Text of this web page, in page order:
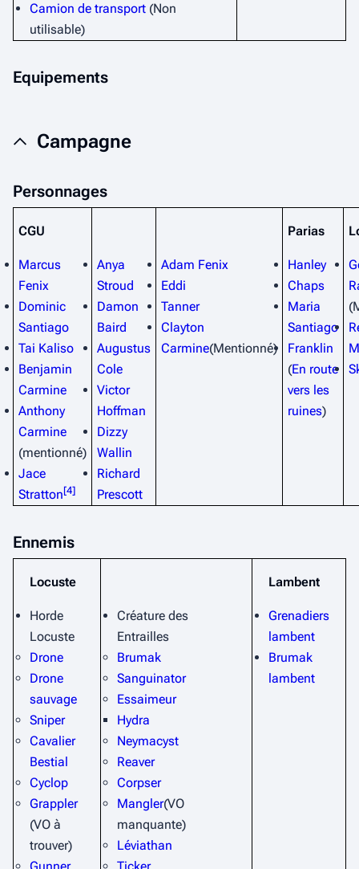
Camion de transport (Non
utilisable)
Equipements
Campagne
Personnages
CGU
Marcus
Fenix
Dominic
Santiago
Tai Kaliso
Benjamin
Carmine
Anthony
Carmine
(mentionné)
Jace
Stratton[4]
Anya
Stroud
Damon
Baird
Augustus
Cole
Victor
Hoffman
Dizzy
Wallin
Richard
Prescott
Adam Fenix
Eddi
Tanner
Clayton
Carmine(Mentionné)
Parias
Hanley
Chaps
Maria
Santiago
Franklin
(En route
vers les
ruines)
Ennemis
Locuste
Horde
Locuste
Drone
Drone
sauvage
Sniper
Cavalier
Bestial
Cyclop
Grappler
(VO à
trouver)
Créature des
Entrailles
Brumak
Sanguinator
Essaimeur
Hydra
Neymacyst
Reaver
Corpser
Mangler(VO
manquante)
Léviathan
Lambent
Grenadiers
lambent
Brumak
lambent